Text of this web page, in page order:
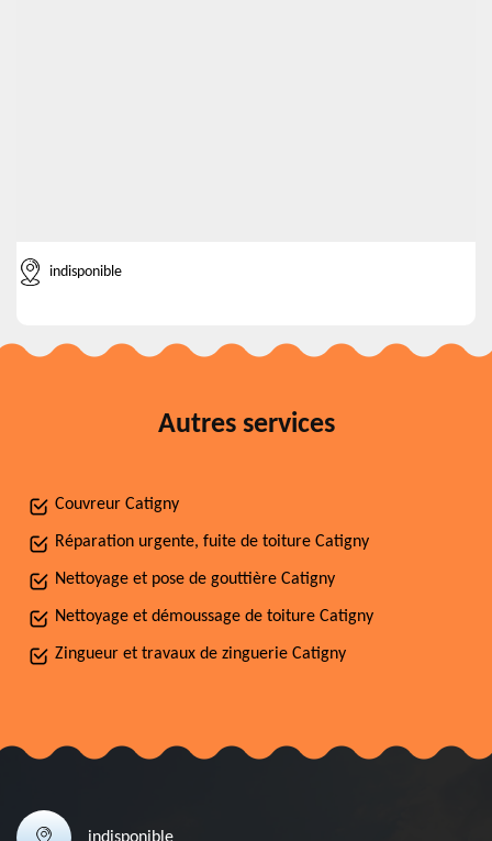
indisponible
Autres services
Couvreur Catigny
Réparation urgente, fuite de toiture Catigny
Nettoyage et pose de gouttière Catigny
Nettoyage et démoussage de toiture Catigny
Zingueur et travaux de zinguerie Catigny